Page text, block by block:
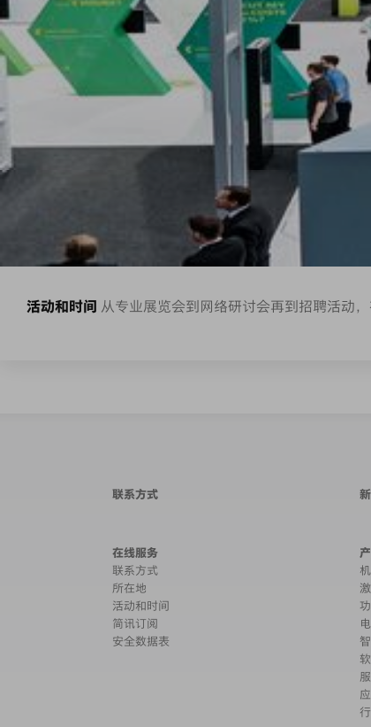
活动和时间 从专业展览会到网络研讨会再到招聘活动
联系方式
在线服务
联系方式
所在地
活动和时间
简讯订阅
安全数据表